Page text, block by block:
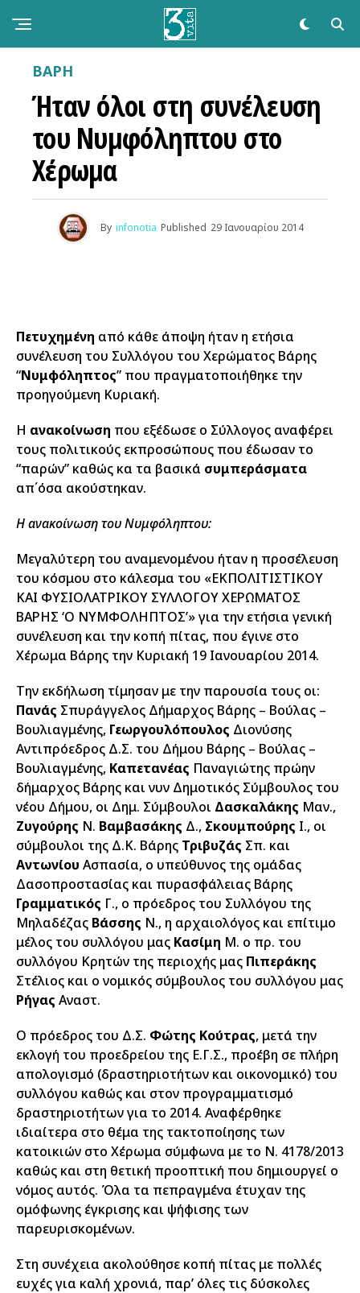
ΒΑΡΗ
Ήταν όλοι στη συνέλευση
του Νυμφόληπτου στο
Χέρωμα
By infonotia Published 29 Ιανουαρίου 2014
Πετυχημένη από κάθε άποψη ήταν η ετήσια
συνέλευση του Συλλόγου του Χερώματος Βάρης
“Νυμφόληπτος” που πραγματοποιήθηκε την
προηγούμενη Κυριακή.
Η ανακοίνωση που εξέδωσε ο Σύλλογος αναφέρει
τους πολιτικούς εκπροσώπους που έδωσαν το
“παρών” καθώς κα τα βασικά συμπεράσματα
απ΄όσα ακούστηκαν.
Η ανακοίνωση του Νυμφόληπτου:
Μεγαλύτερη του αναμενομένου ήταν η προσέλευση
του κόσμου στο κάλεσμα του «ΕΚΠΟΛΙΤΙΣΤΙΚΟΥ
ΚΑΙ ΦΥΣΙΟΛΑΤΡΙΚΟΥ ΣΥΛΛΟΓΟΥ ΧΕΡΩΜΑΤΟΣ
ΒΑΡΗΣ ‘Ο ΝΥΜΦΟΛΗΠΤΟΣ’» για την ετήσια γενική
συνέλευση και την κοπή πίτας, που έγινε στο
Χέρωμα Βάρης την Κυριακή 19 Ιανουαρίου 2014.
Την εκδήλωση τίμησαν με την παρουσία τους οι:
Πανάς Σπυράγγελος Δήμαρχος Βάρης – Βούλας –
Βουλιαγμένης, Γεωργουλόπουλος Διονύσης
Αντιπρόεδρος Δ.Σ. του Δήμου Βάρης – Βούλας –
Βουλιαγμένης, Καπετανέας Παναγιώτης πρώην
δήμαρχος Βάρης και νυν Δημοτικός Σύμβουλος του
νέου Δήμου, οι Δημ. Σύμβουλοι Δασκαλάκης Μαν.,
Ζυγούρης Ν. Βαμβασάκης Δ., Σκουμπούρης Ι., οι
σύμβουλοι της Δ.Κ. Βάρης Τριβυζάς Σπ. και
Αντωνίου Ασπασία, ο υπεύθυνος της ομάδας
Δασοπροστασίας και πυρασφάλειας Βάρης
Γραμματικός Γ., ο πρόεδρος του Συλλόγου της
Μηλαδέζας Βάσσης Ν., η αρχαιολόγος και επίτιμο
μέλος του συλλόγου μας Κασίμη Μ. ο πρ. του
συλλόγου Κρητών της περιοχής μας Πιπεράκης
Στέλιος και ο νομικός σύμβουλος του συλλόγου μας
Ρήγας Αναστ.
Ο πρόεδρος του Δ.Σ. Φώτης Κούτρας, μετά την
εκλογή του προεδρείου της Ε.Γ.Σ., προέβη σε πλήρη
απολογισμό (δραστηριοτήτων και οικονομικό) του
συλλόγου καθώς και στον προγραμματισμό
δραστηριοτήτων για το 2014. Αναφέρθηκε
ιδιαίτερα στο θέμα της τακτοποίησης των
κατοικιών στο Χέρωμα σύμφωνα με το Ν. 4178/2013
καθώς και στη θετική προοπτική που δημιουργεί ο
νόμος αυτός. Όλα τα πεπραγμένα έτυχαν της
ομόφωνης έγκρισης και ψήφισης των
παρευρισκομένων.
Στη συνέχεια ακολούθησε κοπή πίτας με πολλές
ευχές για καλή χρονιά, παρ’ όλες τις δύσκολες